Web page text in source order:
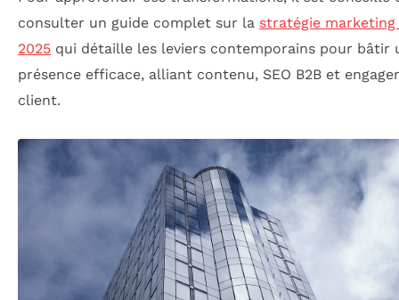
consulter un guide complet sur la stratégie
2025 qui détaille les leviers contemporains pour bâtir
présence efficace, alliant contenu, SEO B2B et
client.